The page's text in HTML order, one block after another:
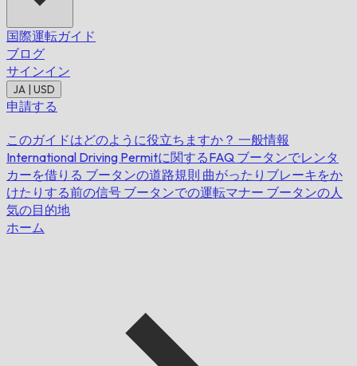
国際運転ガイド
ブログ
サインイン
JA | USD
申請する
このガイドはどのように役立ちますか？ 一般情報
International Driving Permitに関するFAQ ブータンでレンタ
カーを借りる ブータンの道路規則 曲がったりブレーキをか
けたりする前の信号 ブータンでの運転マナー ブータンの人
気の目的地
ホーム